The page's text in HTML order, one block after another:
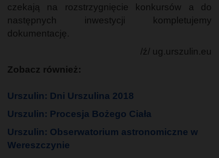
czekają na rozstrzygnięcie konkursów a do
następnych inwestycji kompletujemy
dokumentację.
/ź/ ug.urszulin.eu
Zobacz również:
Urszulin: Dni Urszulina 2018
Urszulin: Procesja Bożego Ciała
Urszulin: Obserwatorium astronomiczne w
Wereszczynie